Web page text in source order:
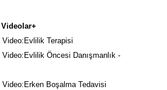
Videolar+
Video:Evlilik Terapisi
Video:Evlilik Öncesi Danışmanlık -
Video:Erken Boşalma Tedavisi